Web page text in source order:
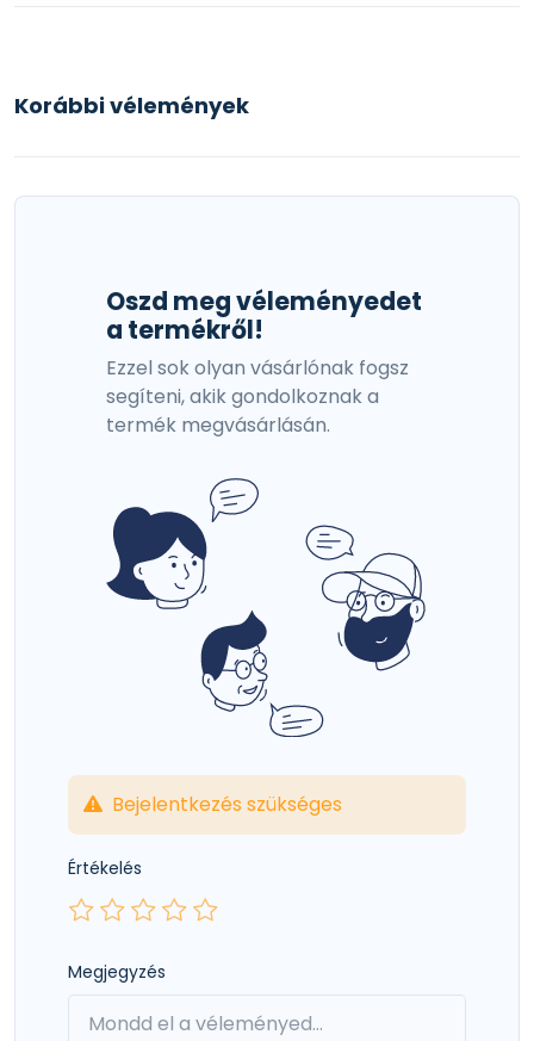
Korábbi vélemények
Oszd meg véleményedet
a termékről!
Ezzel sok olyan vásárlónak fogsz
segíteni, akik gondolkoznak a
termék megvásárlásán.
Bejelentkezés szükséges
Értékelés
Megjegyzés